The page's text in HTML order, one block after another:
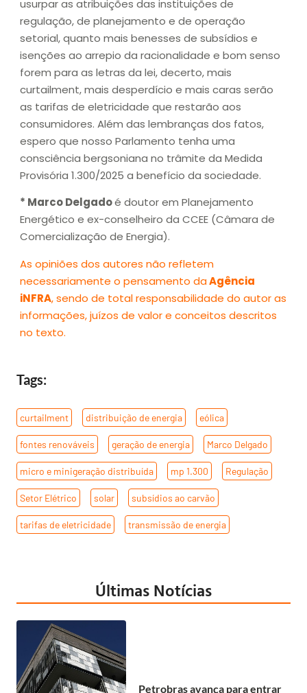
usurpar as atribuições das instituições de
regulação, de planejamento e de operação
setorial, quanto mais benesses de subsídios e
isenções ao arrepio da racionalidade e bom senso
forem para as letras da lei, decerto, mais
curtailment, mais desperdício e mais caras serão
as tarifas de eletricidade que restarão aos
consumidores. Além das lembranças dos fatos,
espero que nosso Parlamento tenha uma
consciência bergsoniana no trâmite da Medida
Provisória 1.300/2025 a benefício da sociedade.
* Marco Delgadoé doutor em Planejamento
Energético e ex-conselheiro da CCEE (Câmara de
Comercialização de Energia).
As opiniões dos autores não refletem
necessariamente o pensamento daAgência
iNFRA, sendo de total responsabilidade do autor as
informações, juízos de valor e conceitos descritos
no texto.
Tags:
curtailment distribuição de energia eólica
fontes renováveis geração de energia Marco Delgado
micro e minigeração distribuída mp 1.300 Regulação
Setor Elétrico solar subsídios ao carvão
tarifas de eletricidade transmissão de energia
Últimas Notícias
Petrobras avança para entrar